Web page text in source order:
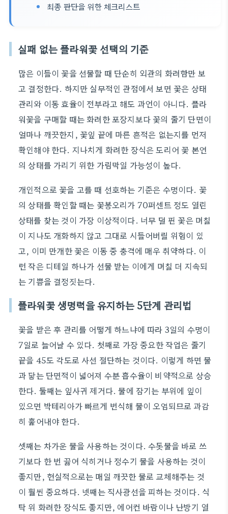
최종 판단을 위한 체크리스트
실패 없는 플라워꽃 선택의 기준
많은 이들이 꽃을 선물할 때 단순히 외관의 화려함만 보
고 결정한다. 하지만 실무적인 관점에서 보면 꽃은 상태
관리와 이동 효율이 전부라고 해도 과언이 아니다. 플라
워꽃을 구매할 때는 화려한 포장지보다 꽃의 줄기 단면이
얼마나 깨끗한지, 꽃잎 끝에 마른 흔적은 없는지를 먼저
확인해야 한다. 지나치게 화려한 장식은 도리어 꽃 본연
의 상태를 가리기 위한 가림막일 가능성이 높다.
개인적으로 꽃을 고를 때 선호하는 기준은 수명이다. 꽃
의 상태를 확인할 때는 꽃봉오리가 70퍼센트 정도 열린
상태를 찾는 것이 가장 이상적이다. 너무 덜 핀 꽃은 며칠
이 지나도 개화하지 않고 그대로 시들어버릴 위험이 있
고, 이미 만개한 꽃은 이동 중 충격에 매우 취약하다. 이
런 작은 디테일 하나가 선물 받는 이에게 며칠 더 지속되
는 기쁨을 결정짓는다.
플라워꽃 생명력을 유지하는 5단계 관리법
꽃을 받은 후 관리를 어떻게 하느냐에 따라 3일의 수명이
7일로 늘어날 수 있다. 첫째로 가장 중요한 작업은 줄기
끝을 45도 각도로 사선 절단하는 것이다. 이렇게 하면 물
과 닿는 단면적이 넓어져 수분 흡수율이 비약적으로 상승
한다. 둘째는 잎사귀 제거다. 물에 잠기는 부위에 잎이
있으면 박테리아가 빠르게 번식해 물이 오염되므로 과감
히 훑어내야 한다.
셋째는 차가운 물을 사용하는 것이다. 수돗물을 바로 쓰
기보다 한 번 끓여 식히거나 정수기 물을 사용하는 것이
좋지만, 현실적으로는 매일 깨끗한 물로 교체해주는 것
이 훨씬 중요하다. 넷째는 직사광선을 피하는 것이다. 식
탁 위 화려한 장식도 좋지만, 에어컨 바람이나 난방기 열